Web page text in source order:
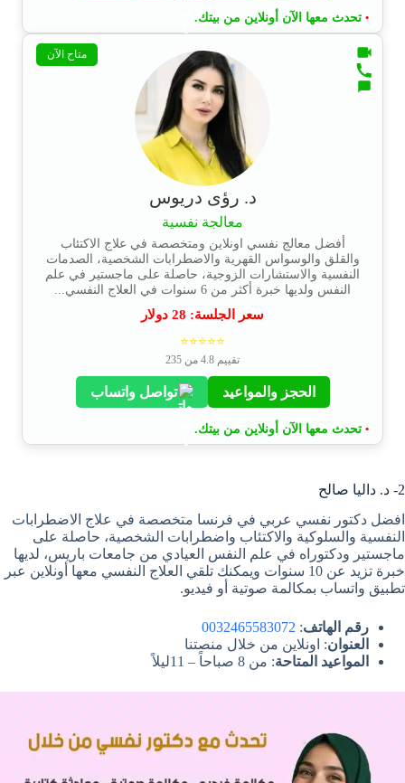
• تحدث معها الآن أونلاين من بيتك.
متاح الآن
د. رؤى دريوس
معالجة نفسية
أفضل معالج نفسي اونلاين ومتخصصة في علاج الاكتئاب
والقلق والوسواس القهرية والاضطرابات الشخصية، الصدمات
النفسية والاستشارات الزوجية، حاصلة على ماجستير في علم
النفس ولديها خبرة أكثر من 6 سنوات في العلاج النفسي...
سعر الجلسة: 28 دولار
⭐⭐⭐⭐⭐
تقييم 4.8 من 235
الحجز والمواعيد تواصل واتساب
• تحدث معها الآن أونلاين من بيتك.
2- د. داليا صالح
افضل دكتور نفسي عربي في فرنسا متخصصة في علاج الاضطرابات
النفسية والسلوكية والاكتئاب واضطرابات الشخصية، حاصلة على
ماجستير ودكتوراه في علم النفس العيادي من جامعات باريس، لديها
خبرة تزيد عن 10 سنوات ويمكنك تلقي العلاج النفسي معها أونلاين عبر
تطبيق واتساب بمكالمة صوتية أو فيديو.
رقم الهاتف:
العنوان: اونلاين من خلال منصتنا
المواعيد المتاحة: من 8 صباحاً – 11ليلاً